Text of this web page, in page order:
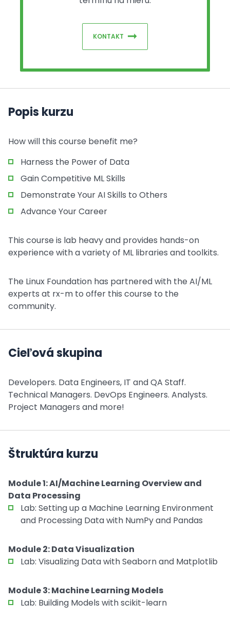
KONTAKT
Popis kurzu
How will this course benefit me?
Harness the Power of Data
Gain Competitive ML Skills
Demonstrate Your AI Skills to Others
Advance Your Career
This course is lab heavy and provides hands-on
experience with a variety of ML libraries and toolkits.
The Linux Foundation has partnered with the AI/ML
experts at rx-m to offer this course to the
community.
Cieľová skupina
Developers. Data Engineers, IT and QA Staff.
Technical Managers. DevOps Engineers. Analysts.
Project Managers and more!
Štruktúra kurzu
Module 1: AI/Machine Learning Overview and
Data Processing
Lab: Setting up a Machine Learning Environment
and Processing Data with NumPy and Pandas
Module 2: Data Visualization
Lab: Visualizing Data with Seaborn and Matplotlib
Module 3: Machine Learning Models
Lab: Building Models with scikit-learn